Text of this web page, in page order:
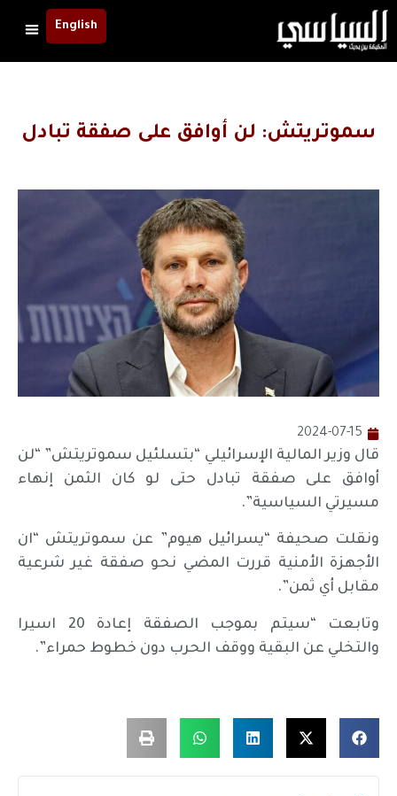
English
سموتريتش: لن أوافق على صفقة تبادل
2024-07-15
قال وزير المالية الإسرائيلي “بتسلئيل سموتريتش” “لن
أوافق على صفقة تبادل حتى لو كان الثمن إنهاء
مسيرتي السياسية”.
ونقلت صحيفة “يسرائيل هيوم” عن سموتريتش “ان
الأجهزة الأمنية قررت المضي نحو صفقة غير شرعية
مقابل أي ثمن”.
وتابعت “سيتم بموجب الصفقة إعادة 20 اسيرا
والتخلي عن البقية ووقف الحرب دون خطوط حمراء”.